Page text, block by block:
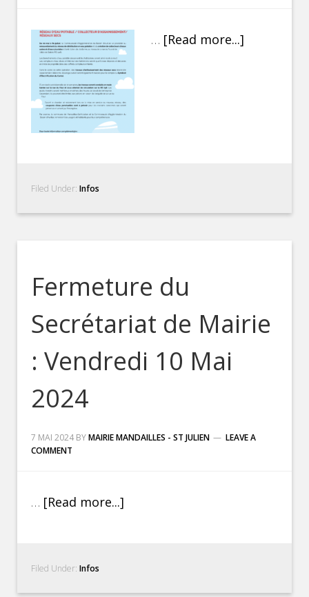
… [Read more...]
Filed Under:Infos
Fermeture du
Secrétariat de Mairie
: Vendredi 10 Mai
2024
7 MAI 2024 BYMAIRIE MANDAILLES - ST JULIEN
LEAVE A
COMMENT
… [Read more...]
Filed Under:Infos